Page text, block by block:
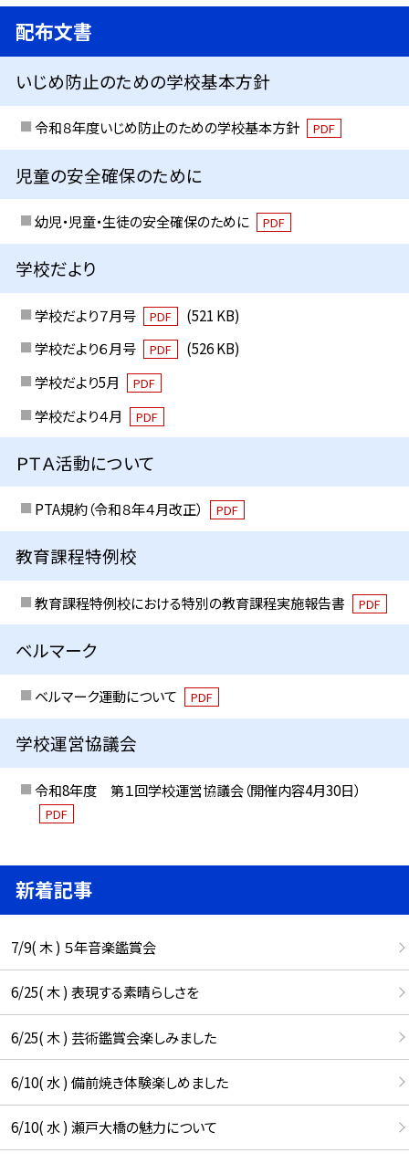
配布文書
いじめ防止のための学校基本方針
令和８年度いじめ防止のための学校基本方針 PDF
児童の安全確保のために
幼児・児童・生徒の安全確保のために PDF
学校だより
学校だより７月号 PDF
(521 KB)
学校だより６月号
PDF
(526 KB)
学校だより5月
PDF
学校だより４月 PDF
ＰＴＡ活動について
PTA規約（令和８年４月改正） PDF
教育課程特例校
教育課程特例校における特別の教育課程実施報告書 PDF
ベルマーク
ベルマーク運動について PDF
学校運営協議会
令和8年度 第１回学校運営協議会（開催内容4月30日）
PDF
新着記事
7/9( 木 ) ５年音楽鑑賞会
6/25( 木 ) 表現する素晴らしさを
6/25( 木 ) 芸術鑑賞会楽しみました
6/10( 水 ) 備前焼き体験楽しめました
6/10( 水 ) 瀬戸大橋の魅力について